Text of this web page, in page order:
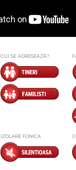
CUI SE ADRESEAZĂ?
IZOLARE FONICA